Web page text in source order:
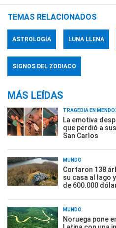
TEMAS RELACIONADOS
ASTROLOGÍA LUNA LLENA
SIGNOS DEL ZODIACO
MÁS LEÍDAS
TRAGEDIA EN
La emotiva
que perdió a
San Carlos
MUNDO
Cortaron 138
su casa al lago
de 600.000
MUNDO
Noruega pone